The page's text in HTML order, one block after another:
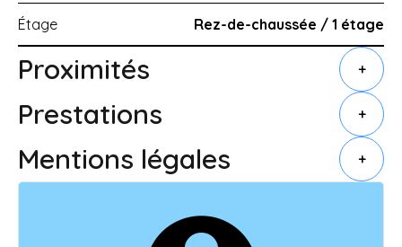
Étage Rez-de-chaussée / 1 étage
Proximités +
Prestations +
Mentions légales +